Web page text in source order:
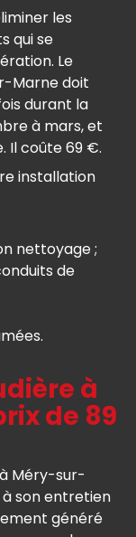
les
qui se
Le
Marne doit
durant la
à mars, et
Il coûte 69 €.
installation
nettoyage ;
de
à
de 89
Méry-sur-
à son entretien
généré